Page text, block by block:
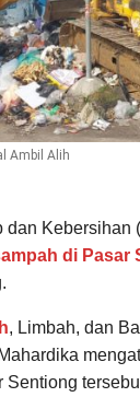
Ambil Alih
Kebersihan
di Pasar
, Limbah, dan
Sentiong